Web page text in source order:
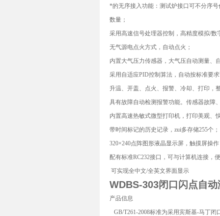
*的无序接入功能：测试炉接口可不分序
数量；
采用高速信号处理器控制，高精度模拟/
无气源电点火方式，自动点火；
内置大气压力传感器，大气压自动测量、
采用自适应PID控制算法，自动按标准要
升温、开盖、点火、报警、冷却、打印，
具有故障自动检测报警功能。传感器故障
内置高速热敏式微型打印机，打印美观、
带时间标记的历史记录，zui多存储255个；
320×240点阵图形液晶显示屏，触摸屏操
配有标准RC232接口，可与计算机连接，
可实现全中文/全英文界面显示
WDBS-303闭口闪点自
产品信息
GB/T261-2008标准为采用宾斯基-马丁